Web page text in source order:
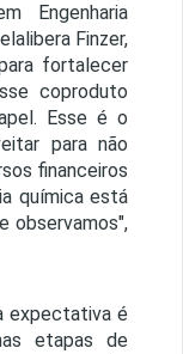
Engenharia
Finzer,
fortalecer
coproduto
Esse é o
para não
financeiros
química está
observamos",
expectativa é
etapas de